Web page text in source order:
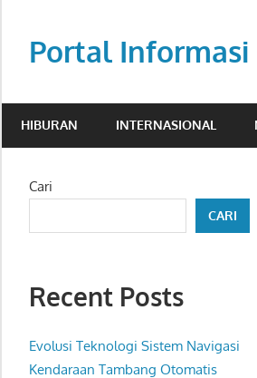
contentPortal
kredibel
pembaca
aktif.
HIBURAN INTERNASIONAL
Cari
CARI
Recent Posts
Evolusi Teknologi Sistem Navigasi
Kendaraan Tambang Otomatis